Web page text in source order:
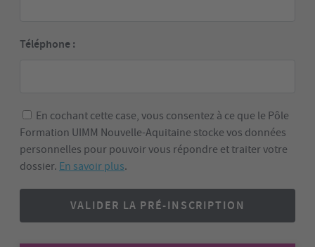
Téléphone :
En cochant cette case, vous consentez à ce que le Pôle
Formation UIMM Nouvelle-Aquitaine stocke vos données
personnelles pour pouvoir vous répondre et traiter votre
dossier. En savoir plus.
VALIDER LA PRÉ-INSCRIPTION